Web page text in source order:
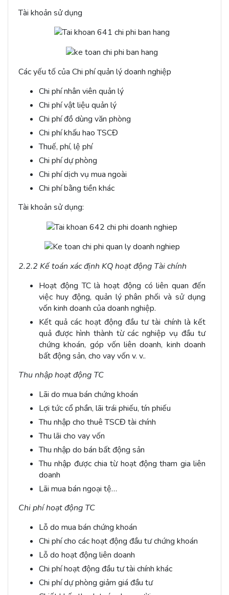
Tài khoản sử dụng
Các yếu tố của Chi phí quản lý doanh nghiệp
Chi phí nhân viên quản lý
Chi phí vật liệu quản lý
Chi phí đồ dùng văn phòng
Chi phí khấu hao TSCĐ
Thuế, phí, lệ phí
Chi phí dự phòng
Chi phí dịch vụ mua ngoài
Chi phí bằng tiền khác
Tài khoản sử dụng:
2.2.2 Kế toán xác định KQ hoạt động Tài chính
Hoạt động TC là hoạt động có liên quan đến
việc huy động, quản lý phân phối và sử dụng
vốn kinh doanh của doanh nghiệp.
Kết quả các hoạt động đầu tư tài chính là kết
quả được hình thành từ các nghiệp vụ đầu tư
chứng khoán, góp vốn liên doanh, kinh doanh
bất động sản, cho vay vốn v. v..
Thu nhập hoạt động TC
Lãi do mua bán chứng khoán
Lợi tức cổ phần, lãi trái phiếu, tín phiếu
Thu nhập cho thuê TSCĐ tài chính
Thu lãi cho vay vốn
Thu nhập do bán bất động sản
Thu nhập được chia từ hoạt động tham gia liên
doanh
Lãi mua bán ngoại tệ…
Chi phí hoạt động TC
Lỗ do mua bán chứng khoán
Chi phí cho các hoạt động đầu tư chứng khoán
Lỗ do hoạt động liên doanh
Chi phí hoạt động đầu tư tài chính khác
Chi phí dự phòng giảm giá đầu tư